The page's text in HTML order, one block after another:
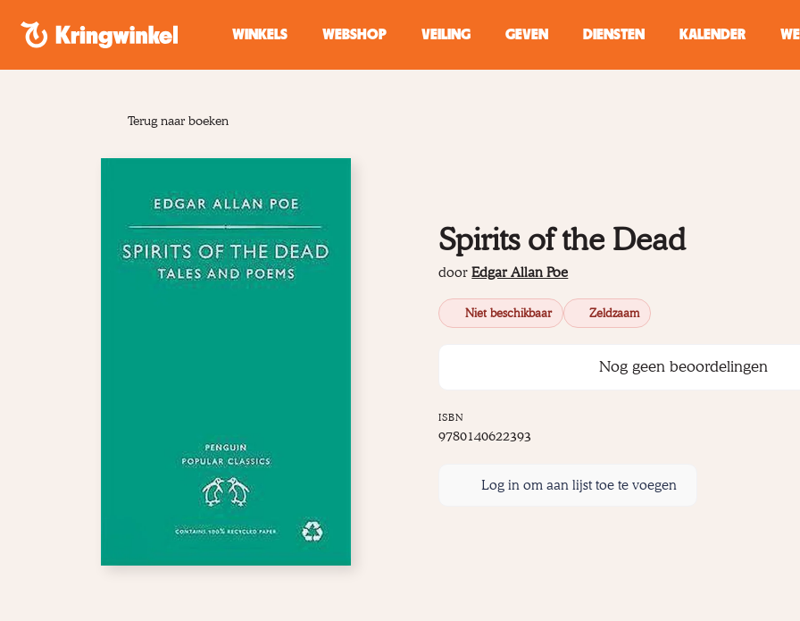
WINKELS
WEBSHOP VEILING GEVEN DIENSTEN KALENDER
Terug naar boeken
Spirits of the Dead
doorEdgar Allan Poe
Niet beschikbaar Zeldzaam
Nog geen beoordelingen
ISBN
9780140622393
Log in om aan lijst toe te voegen